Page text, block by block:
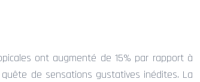
ont augmenté de 15% par rapport à
de sensations gustatives inédites. La